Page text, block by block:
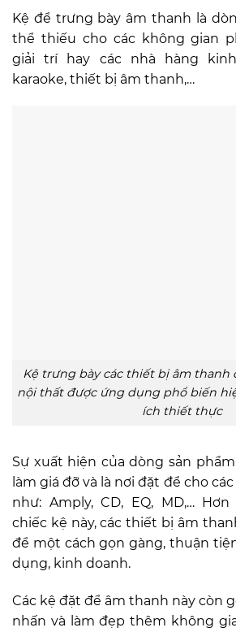
Kệ để trưng bày âm thanh là
thể thiếu cho các không gian
giải trí hay các nhà hàng
karaoke, thiết bị âm thanh,…
Kệ trưng bày các thiết bị âm thanh
nội thất được ứng dụng phổ biến
ích thiết thực
Sự xuất hiện của dòng sản
làm giá đỡ và là nơi đặt để cho
như: Amply, CD, EQ, MD,…
chiếc kệ này, các thiết bị âm
để một cách gọn gàng, thuận
dụng, kinh doanh.
Các kệ đặt để âm thanh này còn
nhấn và làm đẹp thêm không